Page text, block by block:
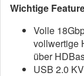
Wichtige
Volle
vollwertige
über
USB 2.0